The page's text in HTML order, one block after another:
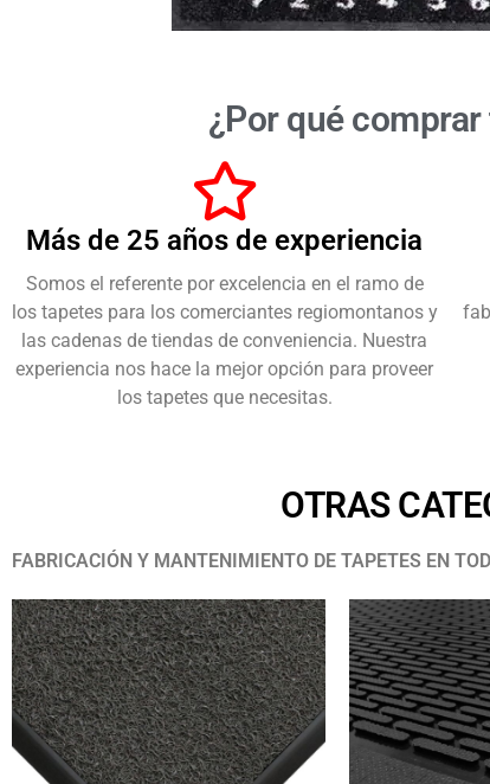
¿Por qué
Más de 25 años de experiencia
Somos el referente por excelencia en el ramo de
los tapetes para los comerciantes regiomontanos y
las cadenas de tiendas de conveniencia. Nuestra
experiencia nos hace la mejor opción para proveer
los tapetes que necesitas.
OTRAS
FABRICACIÓN Y MANTENIMIENTO DE TAPETES EN